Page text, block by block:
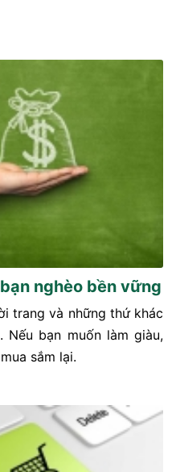
nghèo bền vững
trang và những thứ khác
bạn muốn làm giàu,
sắm lại.